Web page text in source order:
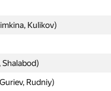
Kulikov)
Rudniy)
Roman)
Evgeny, Konstantin Agapov)
Vitaly)
Mazaev, Persiyanov Dmitriy)